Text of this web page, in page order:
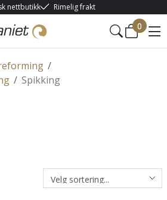
nettbutikk Rimelig frakt
0
/
/ Spikking